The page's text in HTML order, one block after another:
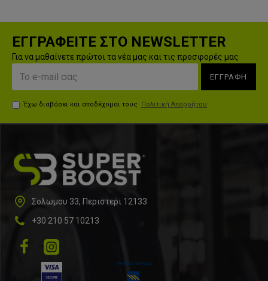
ΕΓΓΡΑΦΕΙΤΕ ΣΤΟ NEWSLETTER
Για να μαθαίνετε πρώτοι τα νέα μας και τις προσφορές μας
ΕΓΓΡΑΦΗ
Έχω διαβάσει και αποδέχομαι τους Πολιτική Απορρήτου
Σολωμου 33, Περιστερι 12133
+30 210 57 10213